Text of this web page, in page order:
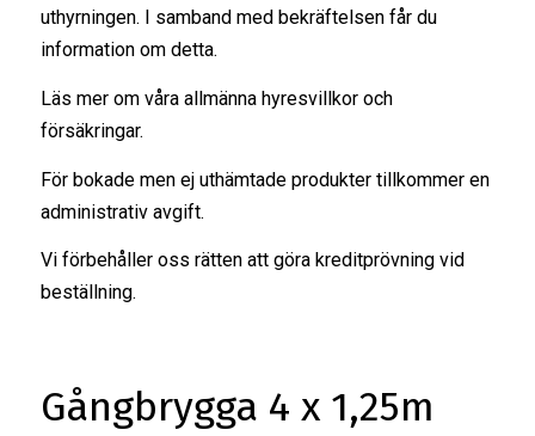
uthyrningen. I samband med bekräftelsen får du
information om detta.
Läs mer om våra allmänna hyresvillkoroch
försäkringar.
För bokade men ej uthämtade produkter tillkommer en
administrativ avgift.
Vi förbehåller oss rätten att göra kreditprövning vid
beställning.
Gångbrygga 4 x 1,25m